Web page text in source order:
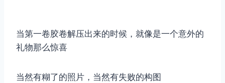
当第一卷胶卷解压出来的时候，就像是一个意外的
礼物那么惊喜
当然有糊了的照片，当然有失败的构图
取消 搜索